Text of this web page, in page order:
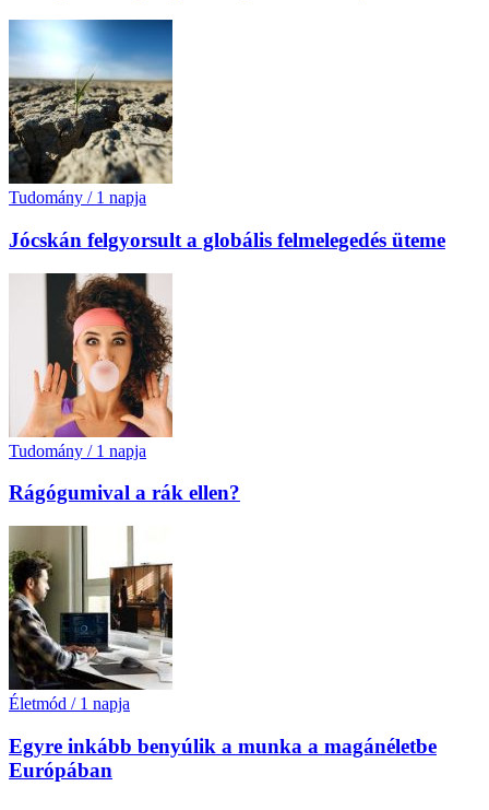
Tudomány / 1 napja
Jócskán felgyorsult a globális felmelegedés üteme
Tudomány / 1 napja
Rágógumival a rák ellen?
Életmód / 1 napja
Egyre inkább benyúlik a munka a magánéletbe
Európában